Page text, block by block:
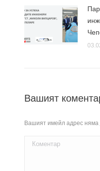
Вашият
Вашият имейл адрес няма
Коментар